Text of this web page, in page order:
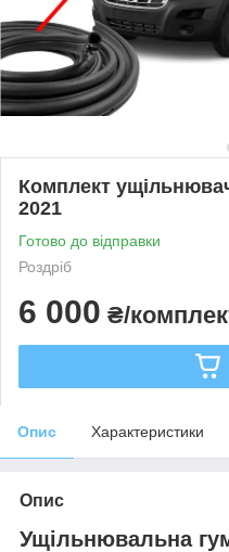
Комплект
2021
Готово до відправки
Роздріб
6 000 ₴/
Опис Характеристики
Опис
Ущільнювальна